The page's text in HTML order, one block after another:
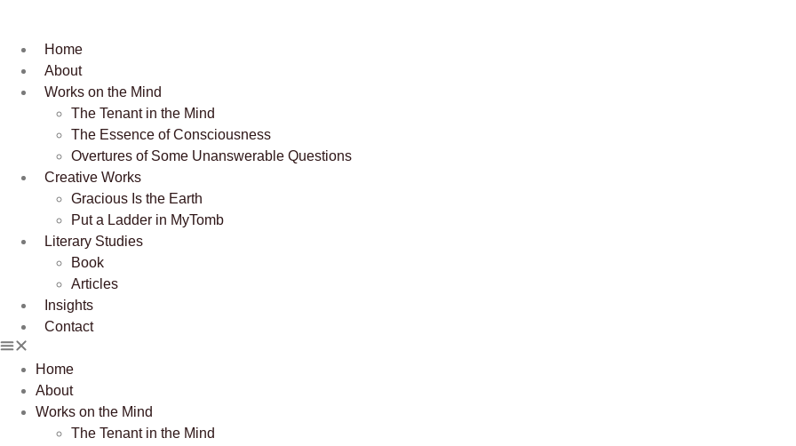
Home
About
Works on the Mind
The Tenant in the Mind
The Essence of Consciousness
Overtures of Some Unanswerable Questions
Creative Works
Gracious Is the Earth
Put a Ladder in MyTomb
Literary Studies
Book
Articles
Insights
Contact
Home
About
Works on the Mind
The Tenant in the Mind